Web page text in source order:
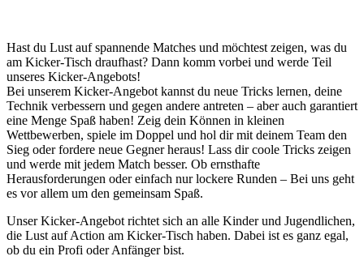
Hast du Lust auf spannende Matches und möchtest zeigen, was du
am Kicker-Tisch draufhast? Dann komm vorbei und werde Teil
unseres Kicker-Angebots!
Bei unserem Kicker-Angebot kannst du neue Tricks lernen, deine
Technik verbessern und gegen andere antreten – aber auch garantiert
eine Menge Spaß haben! Zeig dein Können in kleinen
Wettbewerben, spiele im Doppel und hol dir mit deinem Team den
Sieg oder fordere neue Gegner heraus! Lass dir coole Tricks zeigen
und werde mit jedem Match besser. Ob ernsthafte
Herausforderungen oder einfach nur lockere Runden – Bei uns geht
es vor allem um den gemeinsam Spaß.
Unser Kicker-Angebot richtet sich an alle Kinder und Jugendlichen,
die Lust auf Action am Kicker-Tisch haben. Dabei ist es ganz egal,
ob du ein Profi oder Anfänger bist.